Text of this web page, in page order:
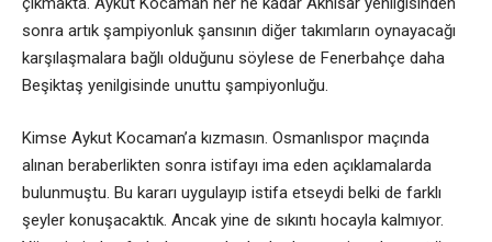
sonra artık şampiyonluk şansının diğer takımların oynayacağı
karşılaşmalara bağlı olduğunu söylese de Fenerbahçe daha
Beşiktaş yenilgisinde unuttu şampiyonluğu.
Kimse Aykut Kocaman’a kızmasın. Osmanlıspor maçında
alınan beraberlikten sonra istifayı ima eden açıklamalarda
bulunmuştu. Bu kararı uygulayıp istifa etseydi belki de farklı
şeyler konuşacaktık. Ancak yine de sıkıntı hocayla kalmıyor.